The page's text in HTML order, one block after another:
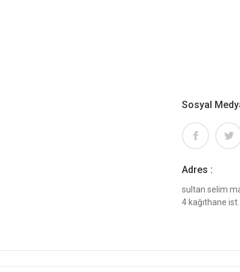
Sosyal
Adres :
sultan selim
4 kağıthane ist.